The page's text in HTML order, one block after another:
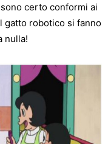
certo conformi ai
gatto robotico si fanno
nulla!